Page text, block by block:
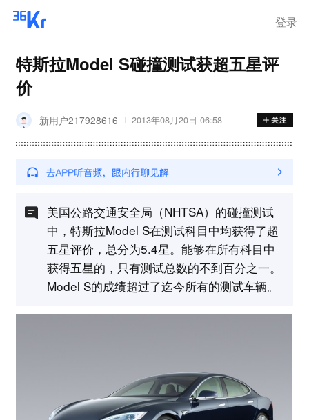
登录
特斯拉Model S碰撞测试获超五星评
价
新用户217928616 2013年08月20日 06:58
美国公路交通安全局（NHTSA）的碰撞测试
中，特斯拉Model S在测试科目中均获得了超
五星评价，总分为5.4星。能够在所有科目中
获得五星的，只有测试总数的不到百分之一。
Model S的成绩超过了迄今所有的测试车辆。